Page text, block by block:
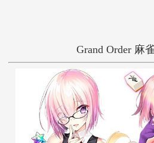
い う
き
Grand Order 麻
抜きゲー
女戦士
羽鳥ぴよこ